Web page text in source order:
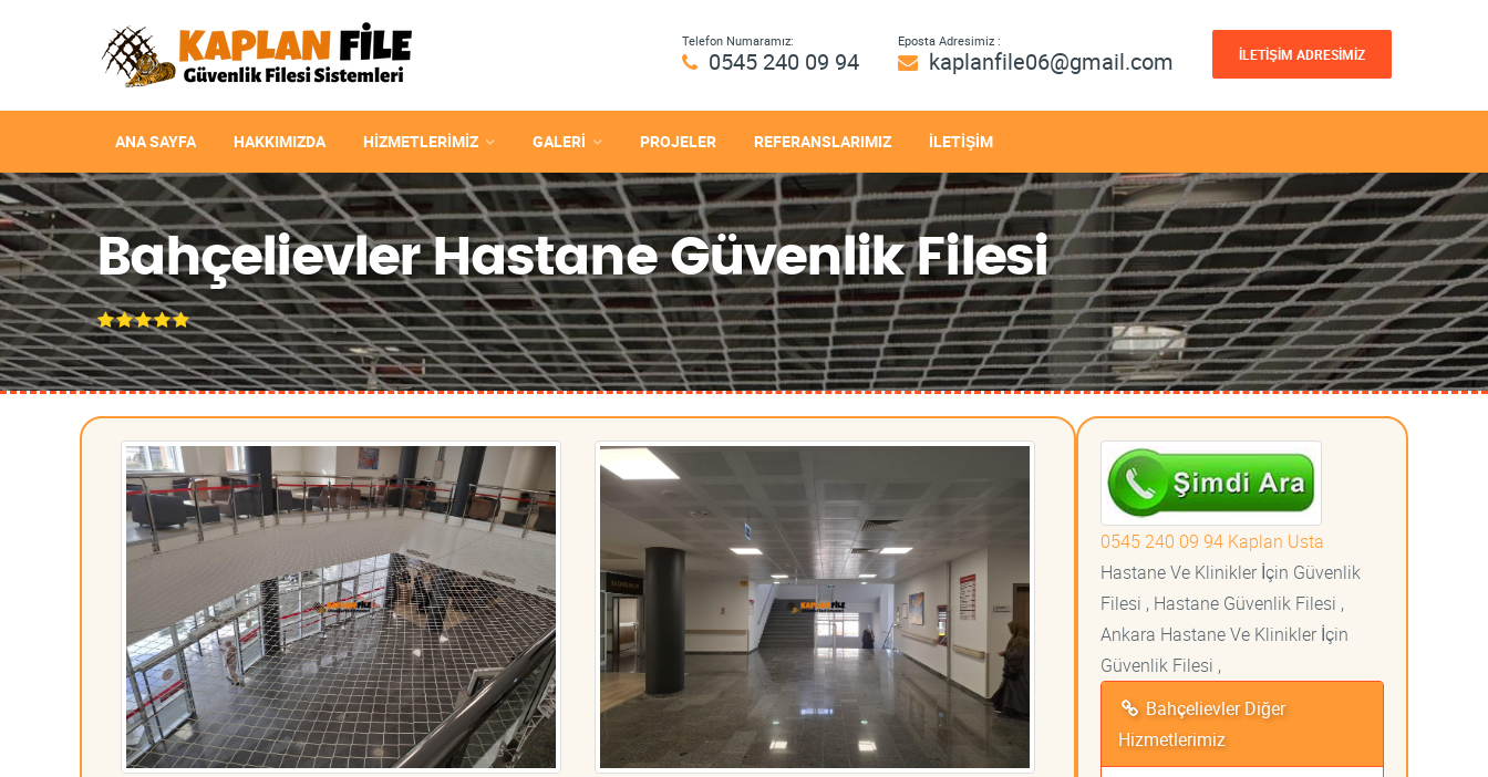
Telefon Numaramız:
0545 240 09 94
Eposta Adresimiz :
kaplanfile06@gmail.com İLETİŞİM ADRESİMİZ
ANA SAYFA HAKKIMIZDA HIZMETLERIMIZ GALERİ PROJELER REFERANSLARIMIZ İLETİŞİM
Bahçelievler Hastane Güvenlik Filesi
0545 240 09 94 Kaplan Usta
Hastane Ve Klinikler İçin Güvenlik
Filesi , Hastane Güvenlik Filesi ,
Ankara Hastane Ve Klinikler İçin
Güvenlik Filesi ,
Bahçelievler Diğer
Hizmetlerimiz